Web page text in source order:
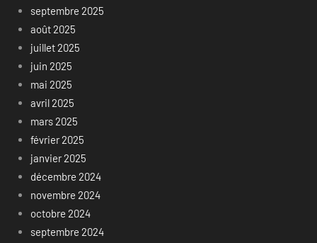
septembre 2025
août 2025
juillet 2025
juin 2025
mai 2025
avril 2025
mars 2025
février 2025
janvier 2025
décembre 2024
novembre 2024
octobre 2024
septembre 2024